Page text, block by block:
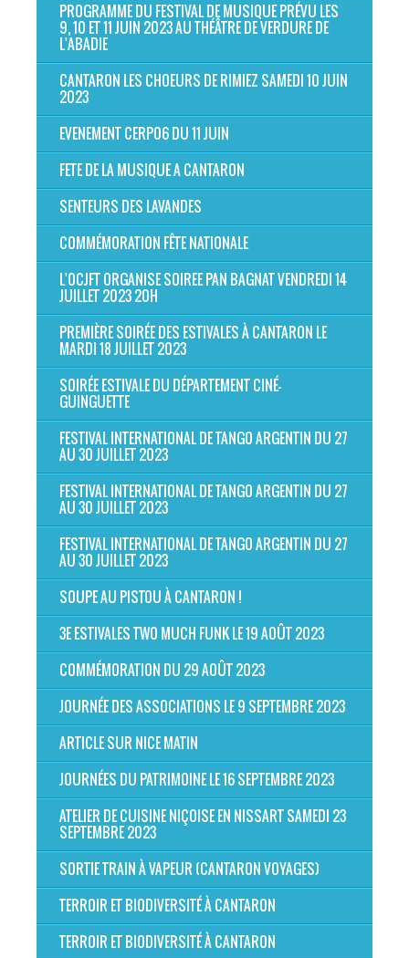
PROGRAMME DU FESTIVAL DE MUSIQUE PRÉVU LES
9, 10 ET 11 JUIN 2023 AU THÉÂTRE DE VERDURE DE
L'ABADIE
CANTARON LES CHOEURS DE RIMIEZ SAMEDI 10 JUIN
2023
EVENEMENT CERP06 DU 11 JUIN
FETE DE LA MUSIQUE A CANTARON
SENTEURS DES LAVANDES
COMMÉMORATION FÊTE NATIONALE
L'OCJFT ORGANISE SOIREE PAN BAGNAT VENDREDI 14
JUILLET 2023 20H
PREMIÈRE SOIRÉE DES ESTIVALES À CANTARON LE
MARDI 18 JUILLET 2023
SOIRÉE ESTIVALE DU DÉPARTEMENT CINÉ-
GUINGUETTE
FESTIVAL INTERNATIONAL DE TANGO ARGENTIN DU 27
AU 30 JUILLET 2023
FESTIVAL INTERNATIONAL DE TANGO ARGENTIN DU 27
AU 30 JUILLET 2023
FESTIVAL INTERNATIONAL DE TANGO ARGENTIN DU 27
AU 30 JUILLET 2023
SOUPE AU PISTOU À CANTARON !
3E ESTIVALES TWO MUCH FUNK LE 19 AOÛT 2023
COMMÉMORATION DU 29 AOÛT 2023
JOURNÉE DES ASSOCIATIONS LE 9 SEPTEMBRE 2023
ARTICLE SUR NICE MATIN
JOURNÉES DU PATRIMOINE LE 16 SEPTEMBRE 2023
ATELIER DE CUISINE NIÇOISE EN NISSART SAMEDI 23
SEPTEMBRE 2023
SORTIE TRAIN À VAPEUR (CANTARON VOYAGES)
TERROIR ET BIODIVERSITÉ À CANTARON
TERROIR ET BIODIVERSITÉ À CANTARON